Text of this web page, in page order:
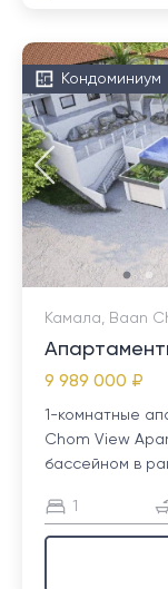
Кондоминиум
Камала, Baan
9 989 000 ₽
1-комнатные
Chom View
бассейном в
1